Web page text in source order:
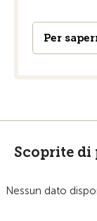
Per
Scoprite
Nessun dato